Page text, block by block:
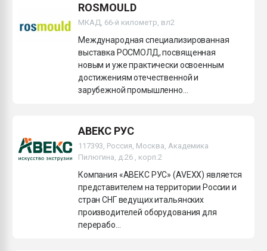
ROSMOULD
МКАД, 66-й километр, вл2
Международная специализированная
выставка РОСМОЛД, посвященная
новым и уже практически освоенным
достижениям отечественной и
зарубежной промышленно...
АВЕКС РУС
117393, Россия, Москва, Академика
Пилюгина, д.26 , корп.2
Компания «АВЕКС РУС» (AVEXX) является
представителем на территории России и
стран СНГ ведущих итальянских
производителей оборудования для
перерабо...